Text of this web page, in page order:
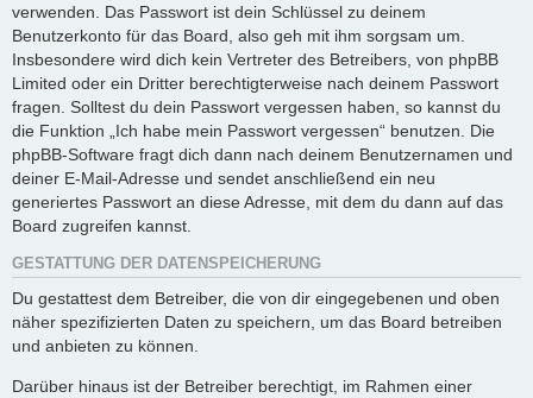
verwenden. Das Passwort ist dein Schlüssel zu deinem
Benutzerkonto für das Board, also geh mit ihm sorgsam um.
Insbesondere wird dich kein Vertreter des Betreibers, von phpBB
Limited oder ein Dritter berechtigterweise nach deinem Passwort
fragen. Solltest du dein Passwort vergessen haben, so kannst du
die Funktion „Ich habe mein Passwort vergessen“ benutzen. Die
phpBB-Software fragt dich dann nach deinem Benutzernamen und
deiner E-Mail-Adresse und sendet anschließend ein neu
generiertes Passwort an diese Adresse, mit dem du dann auf das
Board zugreifen kannst.
GESTATTUNG DER DATENSPEICHERUNG
Du gestattest dem Betreiber, die von dir eingegebenen und oben
näher spezifizierten Daten zu speichern, um das Board betreiben
und anbieten zu können.
Darüber hinaus ist der Betreiber berechtigt, im Rahmen einer